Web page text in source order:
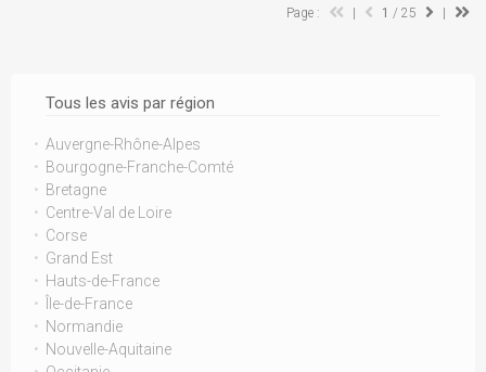
Tous les avis par région
Auvergne-Rhône-Alpes
Bourgogne-Franche-Comté
Bretagne
Centre-Val de Loire
Corse
Grand Est
Hauts-de-France
Île-de-France
Normandie
Nouvelle-Aquitaine
Page : 1 / 25